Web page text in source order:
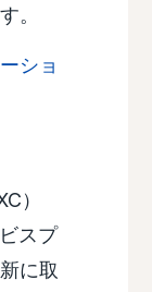
。
ショ
）
スプ
に取